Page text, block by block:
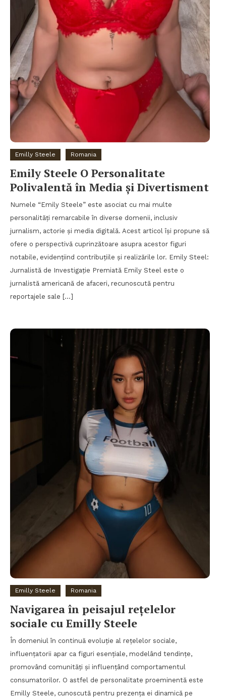
Emilly Steele Romania
Emily Steele O Personalitate
Polivalentă în Media și Divertisment
Numele “Emily Steele” este asociat cu mai multe
personalități remarcabile în diverse domenii, inclusiv
jurnalism, actorie și media digitală. Acest articol își propune să
ofere o perspectivă cuprinzătoare asupra acestor figuri
notabile, evidențiind contribuțiile și realizările lor. Emily Steel:
Jurnalistă de Investigație Premiată Emily Steel este o
jurnalistă americană de afaceri, recunoscută pentru
reportajele sale […]
Emilly Steele Romania
Navigarea în peisajul rețelelor
sociale cu Emilly Steele
În domeniul în continuă evoluție al rețelelor sociale,
influențatorii apar ca figuri esențiale, modelând tendințe,
promovând comunități și influențând comportamentul
consumatorilor. O astfel de personalitate proeminentă este
Emilly Steele, cunoscută pentru prezența ei dinamică pe